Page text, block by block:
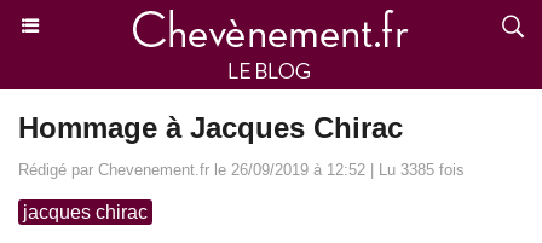
Hommage à Jacques Chirac
Rédigé par Chevenement.fr le 26/09/2019 à 12:52 | Lu 3385 fois
jacques chirac